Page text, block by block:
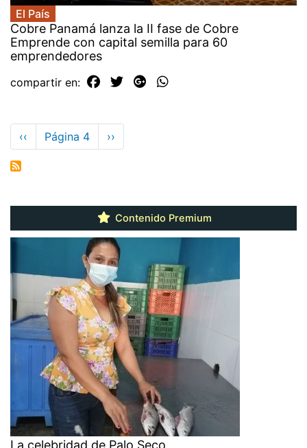
El País
Cobre Panamá lanza la II fase de Cobre
Emprende con capital semilla para 60
emprendedores
compartir en:
Paginación
Página
anterior
‹‹ Página 4
Siguiente
página
››
Contenido Premium
La celebridad de Palo Seco